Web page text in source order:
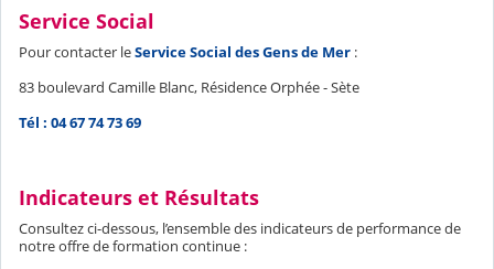
Service Social
Pour contacter leService Social des Gens de Mer :
83 boulevard Camille Blanc, Résidence Orphée - Sète
Tél : 04 67 74 73 69
Indicateurs et Résultats
Consultez ci-dessous, l’ensemble des indicateurs de performance de
notre offre de formation continue :